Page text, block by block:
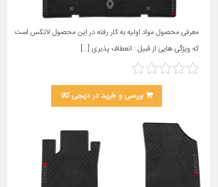
معرفی محصول مواد اولیه به کار رفته در این محصول لاتکس است
که ویژگی هایی از قبیل : انعطاف پذیری […]
بررسی و خرید در دیجی کالا